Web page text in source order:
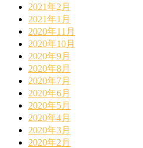
2021年2月
2021年1月
2020年11月
2020年10月
2020年9月
2020年8月
2020年7月
2020年6月
2020年5月
2020年4月
2020年3月
2020年2月